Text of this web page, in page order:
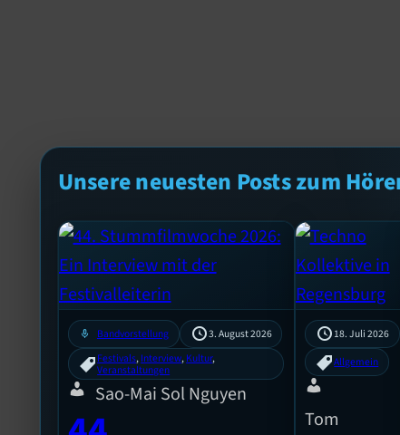
Unsere neuesten Posts zum
mic Bandvorstellung
3. August 2026
Festivals, Interview, Kultur
Veranstaltungen
Sao-Mai Sol Nguyen
18. Juli 2026
Allgemein
Tom